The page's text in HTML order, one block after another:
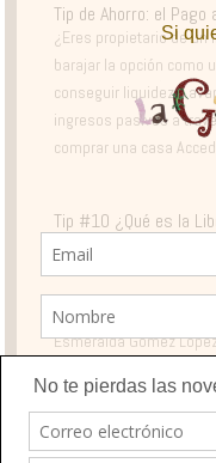
Tip de Ahorro: el
¿Eres propietario de un
barajar la opción como
conseguir liquidez y
ingresos pasivos a
comprar una casa
Tip #10 ¿Qué es la
Tu Salud Financiera
Esmeralda Gómez
Pintora ¡Sígueme en las